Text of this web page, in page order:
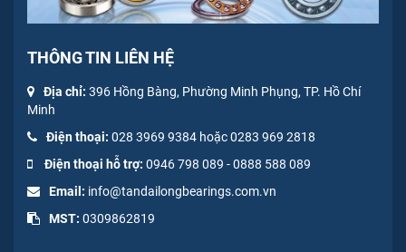
THÔNG TIN LIÊN HỆ
Địa chỉ: 396 Hồng Bàng, Phường Minh Phụng, TP. Hồ Chí
Minh
Điện thoại: 028 3969 9384 hoặc 0283 969 2818
Điện thoại hỗ trợ: 0946 798 089 -0888 588 089
Email: info@tandailongbearings.com.vn
MST: 0309862819